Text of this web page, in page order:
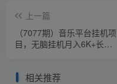
上一篇
（7077期）音乐平台挂机项
目，无脑挂机月入6K+长期
相关推荐